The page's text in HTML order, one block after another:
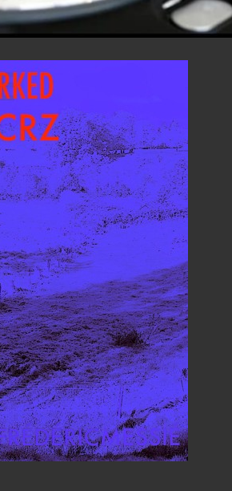
JOSE ‘JCRZ’ CRUZ
2 juillet 2018
Jose ‘jcrz’ Cruz.Morceau original par
Elguezabal Frédéric Messié.ENJOY!